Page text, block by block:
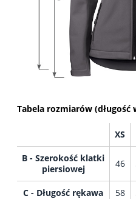
Tabela rozmiarów (długość
XS
B - Szerokość klatki
piersiowej
46
C - Długość rękawa 58